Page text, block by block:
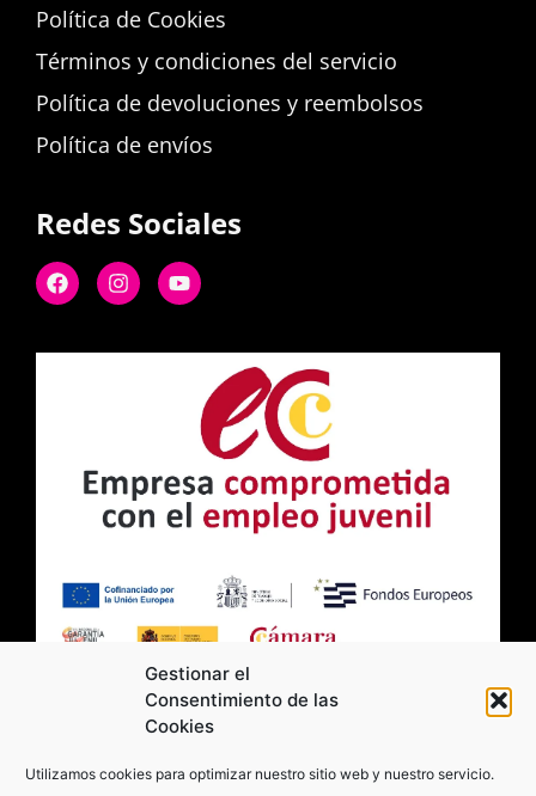
Gestionar el
Consentimiento de las
Cookies
Utilizamos cookies para optimizar nuestro sitio web y nuestro servicio.
Política de Cookies
Términos y condiciones del servicio
Política de devoluciones y reembolsos
Política de envíos
Redes Sociales
2026 Moviltick technologies. Todos los